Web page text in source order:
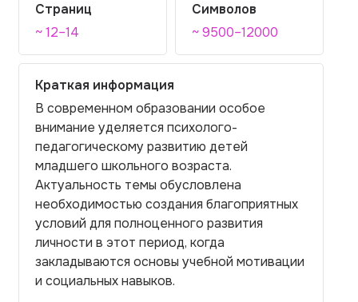
Страниц
~ 12–14
Символов
~ 9500–12000
Краткая информация
В современном образовании особое
внимание уделяется психолого-
педагогическому развитию детей
младшего школьного возраста.
Актуальность темы обусловлена
необходимостью создания благоприятных
условий для полноценного развития
личности в этот период, когда
закладываются основы учебной мотивации
и социальных навыков.